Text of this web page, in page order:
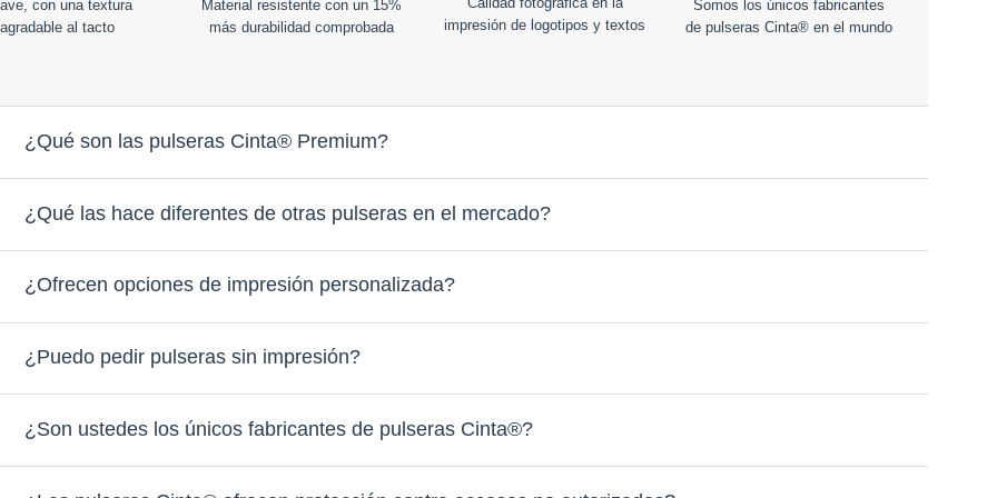
con una textura
agradable al tacto
Material resistente con un 15%
más durabilidad comprobada
impresión de logotipos y textos
Somos los únicos fabricantes
de pulseras Cinta® en el mundo
¿Qué son las pulseras Cinta® Premium?
¿Qué las hace diferentes de otras pulseras en el mercado?
¿Ofrecen opciones de impresión personalizada?
¿Puedo pedir pulseras sin impresión?
¿Son ustedes los únicos fabricantes de pulseras Cinta®?